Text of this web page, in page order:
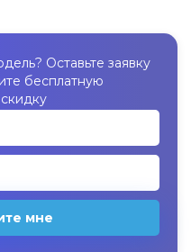
Оставьте заявку
бесплатную
мне